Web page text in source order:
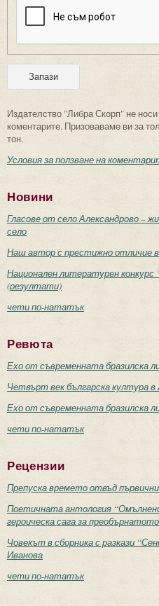
Издателство "Либра Скорп" не
коментарите. Призоваваме ви за
тон.
Условия за ползване на
Новини
Гласове от село Александрово –
село
Наш автор с престижно отличие
Национален литературен конкурс
(резултати)
чети по-нататък
Ревюта
Ехо от съвременната бразилска
Четвърт век българска култура в
Ехо от съвременната бразилска
чети по-нататък
Рецензии
Препуска времето отвъд
Поетичната антология
героическа сага за
Човекът в сборника с разкази
Иванова
чети по-нататък